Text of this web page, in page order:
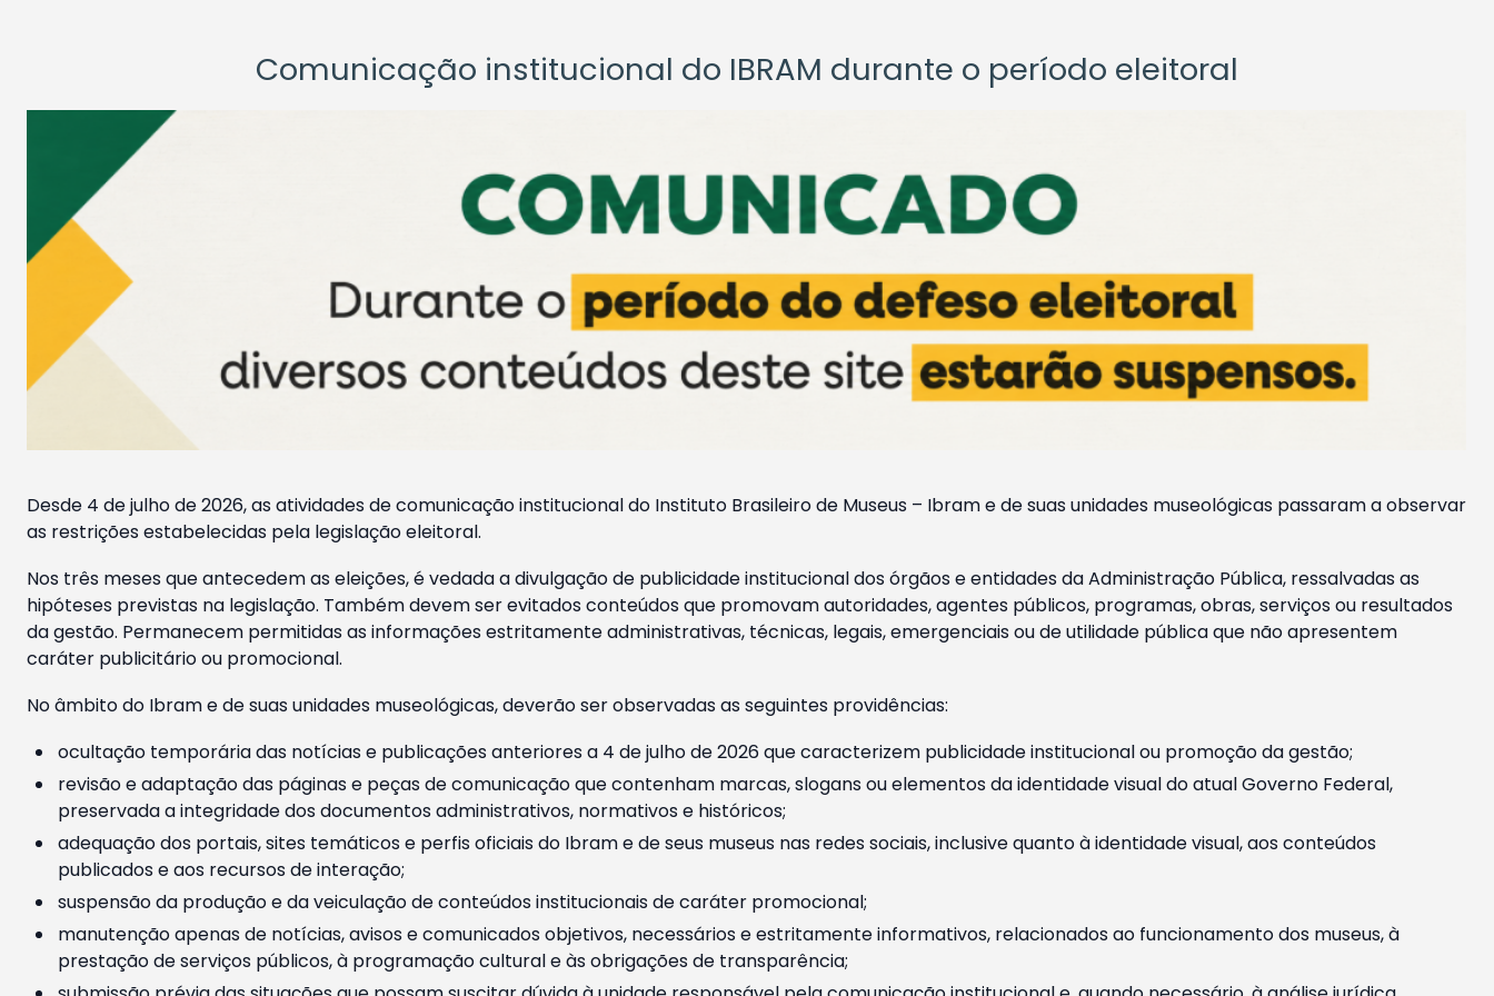
Comunicação institucional do IBRAM durante o período eleitoral
Desde 4 de julho de 2026, as atividades de comunicação institucional do Instituto Brasileiro de Museus – Ibram e de suas unidades museológicas passaram a observar
as restrições estabelecidas pela legislação eleitoral.
Nos três meses que antecedem as eleições, é vedada a divulgação de publicidade institucional dos órgãos e entidades da Administração Pública, ressalvadas as
hipóteses previstas na legislação. Também devem ser evitados conteúdos que promovam autoridades, agentes públicos, programas, obras, serviços ou resultados
da gestão. Permanecem permitidas as informações estritamente administrativas, técnicas, legais, emergenciais ou de utilidade pública que não apresentem
caráter publicitário ou promocional.
No âmbito do Ibram e de suas unidades museológicas, deverão ser observadas as seguintes providências:
ocultação temporária das notícias e publicações anteriores a 4 de julho de 2026 que caracterizem publicidade institucional ou promoção da gestão;
revisão e adaptação das páginas e peças de comunicação que contenham marcas, slogans ou elementos da identidade visual do atual Governo Federal,
preservada a integridade dos documentos administrativos, normativos e históricos;
adequação dos portais, sites temáticos e perfis oficiais do Ibram e de seus museus nas redes sociais, inclusive quanto à identidade visual, aos conteúdos
publicados e aos recursos de interação;
suspensão da produção e da veiculação de conteúdos institucionais de caráter promocional;
manutenção apenas de notícias, avisos e comunicados objetivos, necessários e estritamente informativos, relacionados ao funcionamento dos museus, à
prestação de serviços públicos, à programação cultural e às obrigações de transparência;